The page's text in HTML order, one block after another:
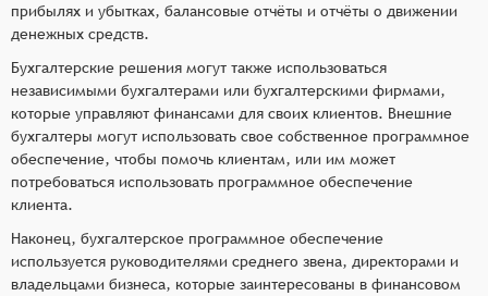
прибылях и убытках, балансовые отчёты и отчёты о движении
денежных средств.
Бухгалтерские решения могут также использоваться
независимыми бухгалтерами или бухгалтерскими фирмами,
которые управляют финансами для своих клиентов. Внешние
бухгалтеры могут использовать свое собственное программное
обеспечение, чтобы помочь клиентам, или им может
потребоваться использовать программное обеспечение
клиента.
Наконец, бухгалтерское программное обеспечение
используется руководителями среднего звена, директорами и
владельцами бизнеса, которые заинтересованы в финансовом